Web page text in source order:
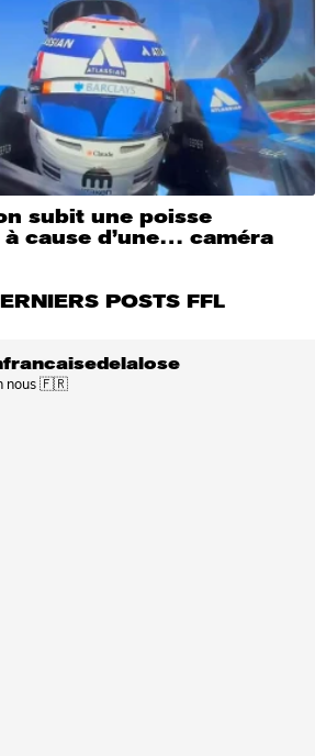
subit une poisse
cause d’une… caméra
POSTS FFL
nous 🇫🇷